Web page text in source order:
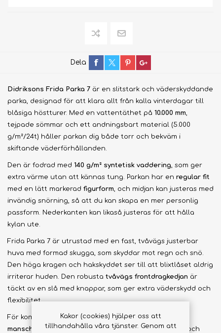
Dela
Didriksons Frida Parka 7 är en slitstark och väderskyddande
parka, designad för att klara allt från kalla vinterdagar till
blåsiga höstturer. Med en vattentäthet på 10.000 mm
tejpade sömmar och ett andningsbart material (5.000
g/m²/24t) håller parkan dig både torr och bekväm i
skiftande väderförhållanden.
Den är fodrad med 140 g/m² syntetisk vaddering , som ger
extra värme utan att kännas tung. Parkan har en regular fit
med en lätt markerad figurform , och midjan kan justeras med
invändig snörning, så att du kan skapa en mer personlig
passform. Nederkanten kan likaså justeras för att hålla
kylan ute.
Frida Parka 7 är utrustad med en fast, tvåvägs justerbar
huva med formad skugga, som skyddar mot regn och snö.
Den höga kragen och hakskyddet ser till att blixtlåset aldrig
irriterar huden. Den robusta tvåvägs frontdragkedjan är
täckt av en slå med knappar, som ger extra väderskydd och
flexibilitet.
För komfort och funktion har parkanjusterbara
manschetter med Velcro, elastiska inre manschetter och
Kakor (cookies) hjälper oss att
tillhandahålla våra tjänster. Genom att